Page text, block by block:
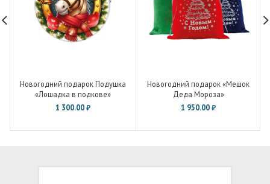
Новогодний подарок Подушка
«Лошадка в подкове»
1 300.00₽
Новогодний подарок «Мешок
Деда Мороза»
1 950.00₽